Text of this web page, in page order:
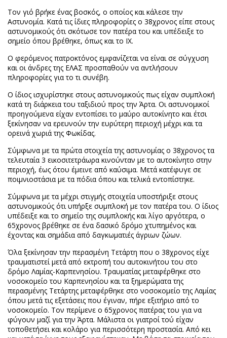
Τον γιό βρήκε ένας βοσκός, ο οποίος και κάλεσε την
Αστυνομία. Κατά τις ίδιες πληροφορίες ο 38χρονος είπε στους
αστυνομικούς ότι σκότωσε τον πατέρα του και υπέδειξε το
σημείο όπου βρέθηκε, όπως και το ΙΧ.
Ο φερόμενος πατροκτόνος εμφανίζεται να είναι σε σύγχυση
και οι άνδρες της ΕΛΑΣ προσπαθούν να αντλήσουν
πληροφορίες για το τι συνέβη.
Ο ίδιος ισχυρίστηκε στους αστυνομικούς πως είχαν συμπλοκή
κατά τη διάρκεια του ταξιδιού προς την Άρτα. Οι αστυνομικοί
προηγούμενα είχαν εντοπίσει το μαύρο αυτοκίνητο και έτσι
ξεκίνησαν να ερευνούν την ευρύτερη περιοχή μέχρι και τα
ορεινά χωριά της Φωκίδας.
Σύμφωνα με τα πρώτα στοιχεία της αστυνομίας ο 38χρονος τα
τελευταία 3 εικοσιτετράωρα κινούνταν με το αυτοκίνητο στην
περιοχή, έως ότου έμεινε από καύσιμα. Μετά κατέφυγε σε
ποιμνιοστάσια με τα πόδια όπου και τελικά εντοπίστηκε.
Σύμφωνα με τα μέχρι στιγμής στοιχεία υποστήριξε στους
αστυνομικούς ότι υπήρξε συμπλοκή με τον πατέρα του. Ο ίδιος
υπέδειξε και το σημείο της συμπλοκής και λίγο αργότερα, ο
65χρονος βρέθηκε σε ένα δασικό δρόμο χτυπημένος και
έχοντας και σημάδια από δαγκωματιές άγριων ζώων.
Όλα ξεκίνησαν την περασμένη Τετάρτη που ο 38χρονος είχε
τραυματιστεί μετά από εκτροπή του αυτοκινήτου του στο
δρόμο Λαμίας-Καρπενησίου. Τραυματίας μεταφέρθηκε στο
νοσοκομείο του Καρπενησίου και τα ξημερώματα της
περασμένης Τετάρτης μεταφέρθηκε στο νοσοκομείο της Λαμίας
όπου μετά τις εξετάσεις που έγιναν, πήρε εξιτήριο από το
νοσοκομείο. Τον περίμενε ο 65χρονος πατέρας του για να
φύγουν μαζί για την Άρτα. Μάλιστα οι γιατροί τού είχαν
τοποθετήσει και κολάρο για περισσότερη προστασία. Από κει